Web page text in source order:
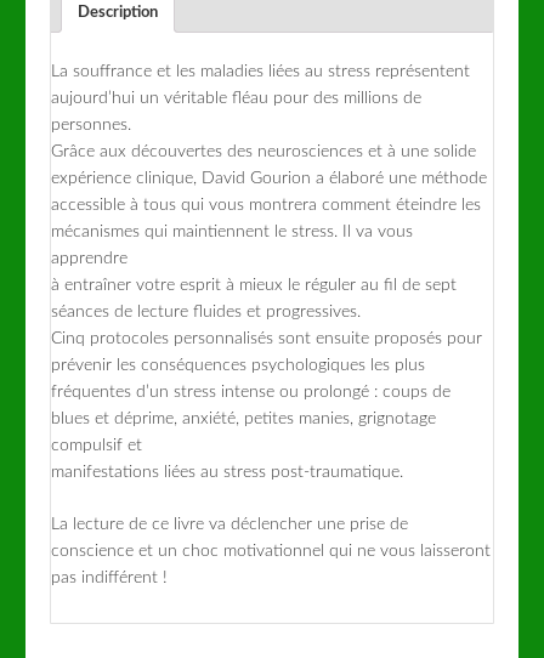
Description
La souffrance et les maladies liées au stress représentent
aujourd’hui un véritable fléau pour des millions de
personnes.
Grâce aux découvertes des neurosciences et à une solide
expérience clinique, David Gourion a élaboré une méthode
accessible à tous qui vous montrera comment éteindre les
mécanismes qui maintiennent le stress. Il va vous
apprendre
à entraîner votre esprit à mieux le réguler au fil de sept
séances de lecture fluides et progressives.
Cinq protocoles personnalisés sont ensuite proposés pour
prévenir les conséquences psychologiques les plus
fréquentes d’un stress intense ou prolongé : coups de
blues et déprime, anxiété, petites manies, grignotage
compulsif et
manifestations liées au stress post-traumatique.
La lecture de ce livre va déclencher une prise de
conscience et un choc motivationnel qui ne vous laisseront
pas indifférent !